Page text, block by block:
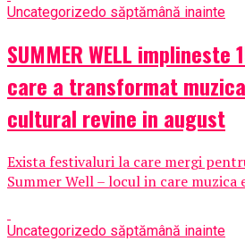
Uncategorizedo săptămână inainte
SUMMER WELL
care a transformat
cultural revine in august
Exista festivaluri la care mergi
Summer Well – locul in care muzica
Uncategorizedo săptămână inainte